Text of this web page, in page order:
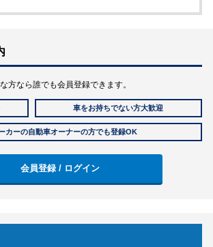
方なら誰でも会員登録できます。
車をお持ちでない方大歓迎
カーの自動車オーナーの方でも登録OK
会員登録 / ログイン